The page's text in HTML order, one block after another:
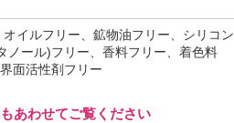
イルフリー、鉱物油フリー、シリコン
ノール)フリー、香料フリー、着色料
面活性剤フリー
あわせてご覧ください